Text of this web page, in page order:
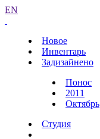
EN
Новое
Инвентарь
Задизайнено
Понос
2011
Октябрь
Студия